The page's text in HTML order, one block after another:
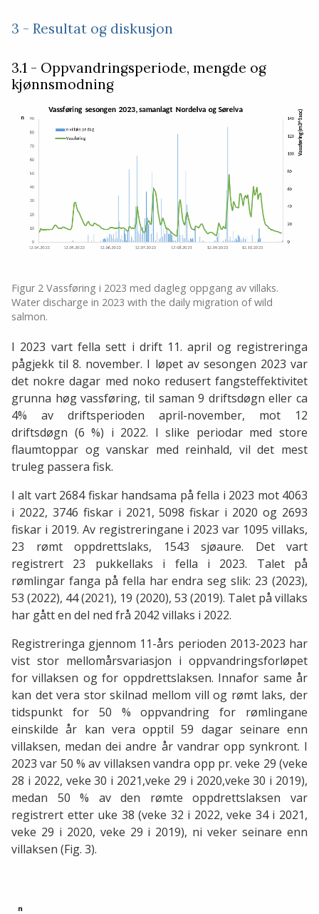
3 - Resultat og diskusjon
3.1 - Oppvandringsperiode, mengde og
kjønnsmodning
Figur 2 Vassføring i 2023 med dagleg oppgang av villaks.
Water discharge in 2023 with the daily migration of wild
salmon.
I 2023 vart fella sett i drift 11. april og registreringa
pågjekk til 8. november. I løpet av sesongen 2023 var
det nokre dagar med noko redusert fangsteffektivitet
grunna høg vassføring, til saman 9 driftsdøgn eller ca
4% av driftsperioden april-november, mot 12
driftsdøgn (6 %) i 2022. I slike periodar med store
flaumtoppar og vanskar med reinhald, vil det mest
truleg passera fisk.
I alt vart 2684 fiskar handsama på fella i 2023 mot 4063
i 2022, 3746 fiskar i 2021, 5098 fiskar i 2020 og 2693
fiskar i 2019. Av registreringane i 2023 var 1095 villaks,
23 rømt oppdrettslaks, 1543 sjøaure. Det vart
registrert 23 pukkellaks i fella i 2023. Talet på
rømlingar fanga på fella har endra seg slik: 23 (2023),
53 (2022), 44 (2021), 19 (2020), 53 (2019). Talet på villaks
har gått en del ned frå 2042 villaks i 2022.
Registreringa gjennom 11-års perioden 2013-2023 har
vist stor mellomårsvariasjon i oppvandringsforløpet
for villaksen og for oppdrettslaksen. Innafor same år
kan det vera stor skilnad mellom vill og rømt laks, der
tidspunkt for 50 % oppvandring for rømlingane
einskilde år kan vera opptil 59 dagar seinare enn
villaksen, medan dei andre år vandrar opp synkront. I
2023 var 50 % av villaksen vandra opp pr. veke 29 (veke
28 i 2022, veke 30 i 2021,veke 29 i 2020,veke 30 i 2019),
medan 50 % av den rømte oppdrettslaksen var
registrert etter uke 38 (veke 32 i 2022, veke 34 i 2021,
veke 29 i 2020, veke 29 i 2019), ni veker seinare enn
villaksen (Fig. 3).